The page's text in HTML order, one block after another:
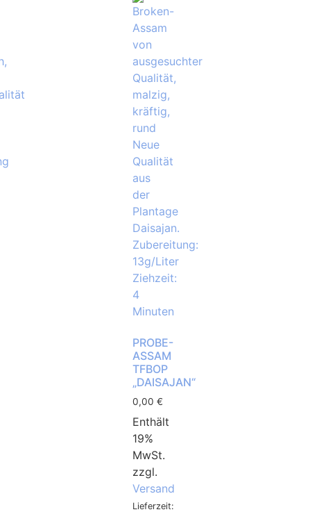
PROBE-
ASSAM
TFBOP
„DAISAJAN“
0,00€
Enthält
19%
MwSt.
zzgl.
Versand
Lieferzeit: